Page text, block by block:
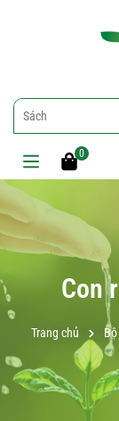
0
Con
Trang chủ